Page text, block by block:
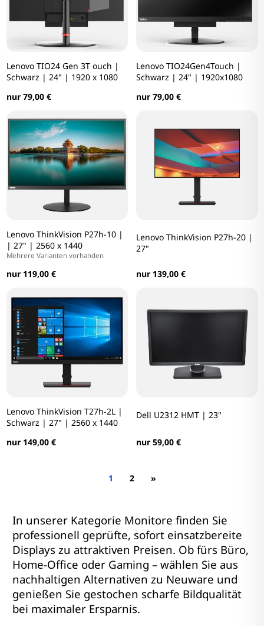
Lenovo TIO24 Gen 3T ouch |
Schwarz | 24" | 1920 x 1080
nur 79,00 €
Lenovo TIO24Gen4Touch |
Schwarz | 24" | 1920x1080
nur 79,00 €
Lenovo ThinkVision P27h-10 |
| 27" | 2560 x 1440
Mehrere Varianten vorhanden
nur 119,00 €
Lenovo ThinkVision P27h-20 |
27"
nur 139,00 €
Lenovo ThinkVision T27h-2L |
Schwarz | 27" | 2560 x 1440
nur 149,00 €
Dell U2312 HMT | 23"
nur 59,00 €
1 2 »
In unserer Kategorie Monitore finden Sie
professionell geprüfte, sofort einsatzbereite
Displays zu attraktiven Preisen. Ob fürs Büro,
Home-Office oder Gaming – wählen Sie aus
nachhaltigen Alternativen zu Neuware und
genießen Sie gestochen scharfe Bildqualität
bei maximaler Ersparnis.